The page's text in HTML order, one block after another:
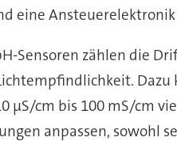
eine
Sensoren zählen die
µS/cm bis 100 mS/cm
anpassen, sowohl